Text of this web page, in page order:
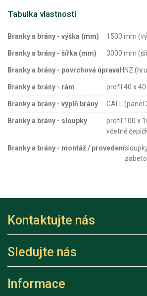
Tabulka vlastností
Branky a brány - výška (mm) 1500 mm
Branky a brány - šířka (mm) 3000 mm
Branky a brány - povrchová úpravaHNZ
Branky a brány - rám profil 40 x
Branky a brány - výplň brány GALL
Branky a brány - sloupky
profil 100 x
včetně
Branky a brány - montáž / provedení
Kontaktujte nás
Sledujte nás
Informace